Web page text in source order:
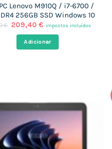
Lenovo M910Q / i7-6700 /
256GB SSD Windows 10
€ O
original
era:
209,40€ O
atual
é:
impostos incluídos
Adicionar